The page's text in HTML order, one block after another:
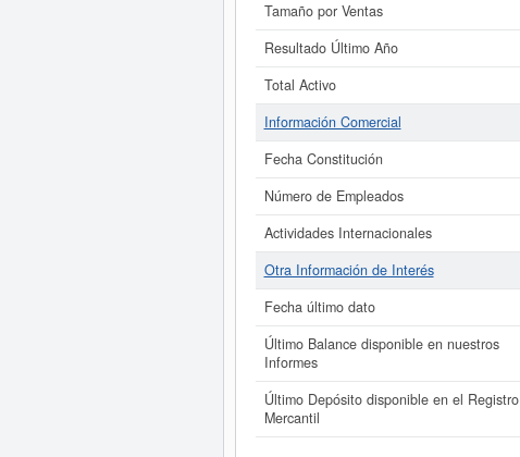
Tamaño por Ventas
Resultado Último Año
Total Activo
Información Comercial
Fecha Constitución
Número de Empleados
Actividades Internacionales
Otra Información de Interés
Fecha último dato
Último Balance disponible en nuestros
Informes
Último Depósito disponible en el Registro
Mercantil